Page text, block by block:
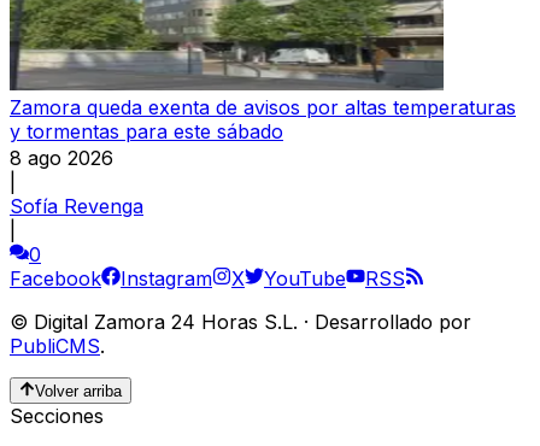
Zamora queda exenta de avisos por altas temperaturas
y tormentas para este sábado
8 ago 2026
Sofía Revenga
0
Facebook
Instagram X YouTube
RSS
© Digital Zamora 24 Horas S.L. · Desarrollado por
PubliCMS.
Volver arriba
Secciones